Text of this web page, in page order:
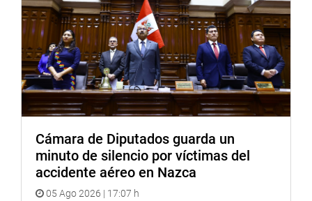
en dificultades administrativas para renovar. Se indicó
que dicha situación genera al personal una gran
incertidumbre y se pone en peligro su estabilidad laboral.
Por último, fue aprobado por mayoría el dictamen recaído
en los proyectos 7931/2020-CR, 7313/2020-CR y
7401/2020-CR, que propone la ley que modifica el artículo
5 numeral 5.3 de la Ley 31125, que declara en emergencia
el Sistema Nacional de Salud y regula su proceso de
reforma.
Cámara de Diputados guarda un
minuto de silencio por víctimas del
accidente aéreo en Nazca
05 Ago 2026 | 17:07 h